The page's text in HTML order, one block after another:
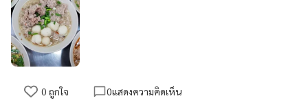
0 ถูกใจ 0แสดงความคิดเห็น